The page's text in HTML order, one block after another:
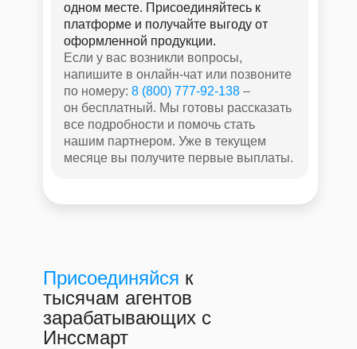
одном месте. Присоединяйтесь к
платформе и получайте выгоду от
оформленной продукции.
Если у вас возникли вопросы,
напишите в онлайн-чат или позвоните
по номеру: 8 (800) 777-92-138–
он бесплатный. Мы готовы рассказать
все подробности и помочь стать
нашим партнером. Уже в текущем
месяце вы получите первые выплаты.
Присоединяйся к
тысячам агентов
зарабатывающих с
Инссмарт